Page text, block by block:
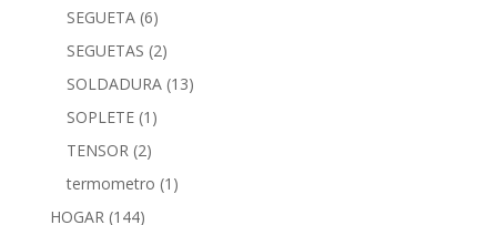
SEGUETA (6)
SEGUETAS (2)
SOLDADURA (13)
SOPLETE (1)
TENSOR (2)
termometro (1)
HOGAR (144)